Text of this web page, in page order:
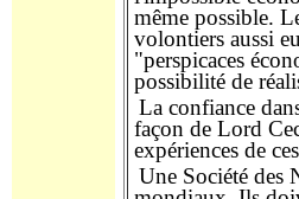
mêmepossible.
volontiersaussi eu
"perspicaces
possibilité de
La confiance
façon de Lord
expériences de
UneSociété des